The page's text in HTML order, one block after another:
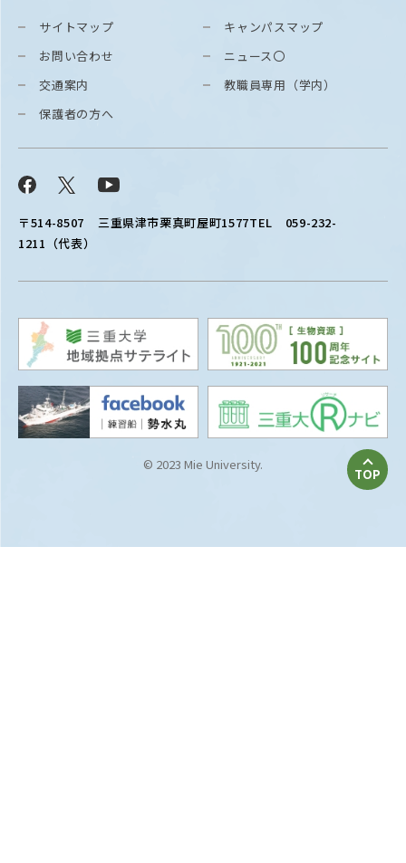
〒514-8507 三重県津市栗真町屋町1577TEL 059-232-
1211（代表）
サイトマップ
お問い合わせ
交通案内
保護者の方へ
Facebook
キャンパスマップ
ニュース〇
教職員専用（学内）
© 2023 Mie University.
TOP